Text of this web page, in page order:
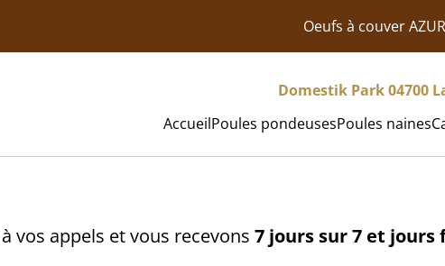
Oeufs à couver
Domestik Park 04700
AccueilPoules pondeusesPoules naines
vos appels et vous recevons 7 jours sur 7 et jours